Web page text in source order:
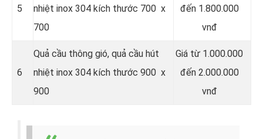
5
nhiệt inox 304 kích thước 700 x
700
đến 1.800.000
vnđ
6
Quả cầu thông gió, quả cầu hút
nhiệt inox 304 kích thước 900 x
900
Giá từ 1.000.000
đến 2.000.000
vnđ